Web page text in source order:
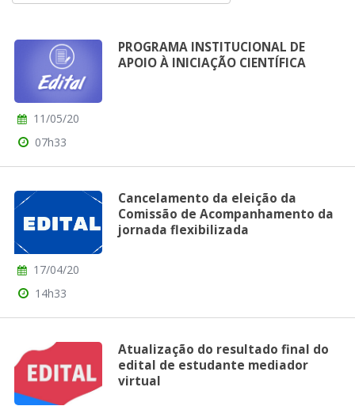
PROGRAMA INSTITUCIONAL DE
APOIO À INICIAÇÃO CIENTÍFICA
11/05/20
07h33
Cancelamento da eleição da
Comissão de Acompanhamento da
jornada flexibilizada
17/04/20
14h33
Atualização do resultado final do
edital de estudante mediador
virtual